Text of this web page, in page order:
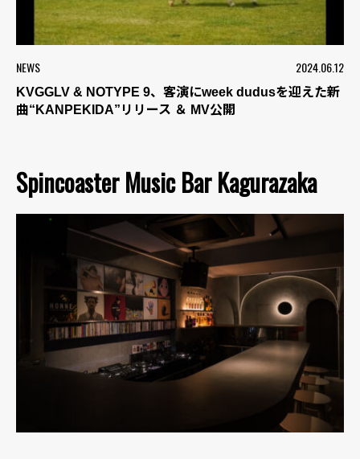
NEWS 2024.06.12
KVGGLV & NOTYPE 9、客演にweek dudusを迎えた新
曲“KANPEKIDA”リリース ＆ MV公開
Spincoaster Music Bar Kagurazaka